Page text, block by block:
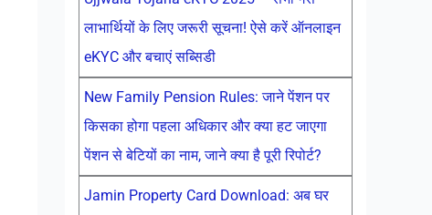
लाभार्थियों के लिए जरूरी सूचना! ऐसे करें ऑनलाइन
eKYC और बचाएं सब्सिडी
New Family Pension Rules: जाने पेंशन पर
किसका होगा पहला अधिकार और क्या हट जाएगा
पेंशन से बेटियों का नाम, जाने क्या है पूरी रिपोर्ट?
Jamin Property Card Download: अब घर